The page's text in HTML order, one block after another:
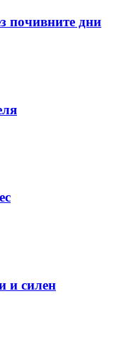
почивните дни
и силен